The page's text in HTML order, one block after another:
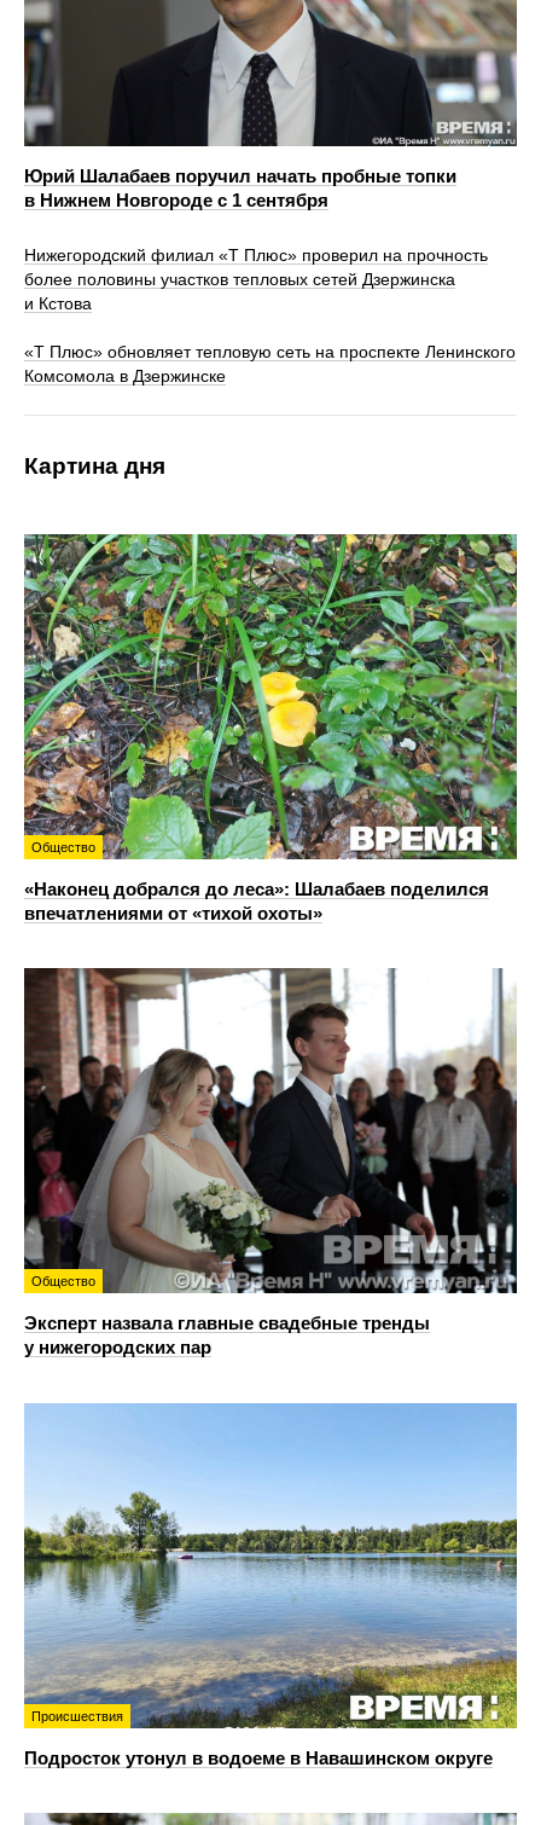
Юрий Шалабаев поручил начать пробные топки
в Нижнем Новгороде с 1 сентября
Нижегородский филиал «Т Плюс» проверил на прочность
более половины участков тепловых сетей Дзержинска
и Кстова
«Т Плюс» обновляет тепловую сеть на проспекте Ленинского
Комсомола в Дзержинске
Картина дня
Общество
«Наконец добрался до леса»: Шалабаев поделился
впечатлениями от «тихой охоты»
Общество
Эксперт назвала главные свадебные тренды
у нижегородских пар
Происшествия
Подросток утонул в водоеме в Навашинском округе